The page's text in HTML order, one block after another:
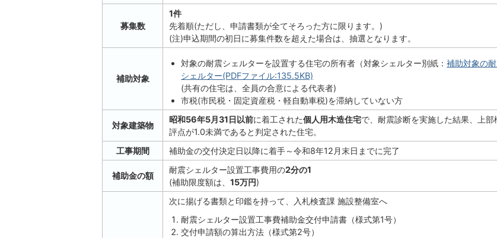
募集数
1件
先着順(ただし、申請書類が全てそろった方に限ります。)
(注)申込期間の初日に募集件数を超えた場合は、抽選となります。
補助対象
対象の耐震シェルターを設置する住宅の所有者（対象シェルター別紙：補助対象の
シェルター(PDFファイル:135.5KB)
(共有の住宅は、全員の合意による代表者)
市税(市民税・固定資産税・軽自動車税)を滞納していない方
対象建築物
昭和56年5月31日以前に着工された個人用木造住宅で、耐震診断を実施した結果、上部
評点が1.0未満であると判定された住宅。
工事期間
補助金の交付決定日以降に着手～令和8年12月末日までに完了
補助金の額
耐震シェルター設置工事費用の2分の1
(補助限度額は、 15万円)
次に揚げる書類と印鑑を持って、入札検査課 施設整備室へ
耐震シェルター設置工事費補助金交付申請書（様式第1号）
交付申請額の算出方法（様式第2号）